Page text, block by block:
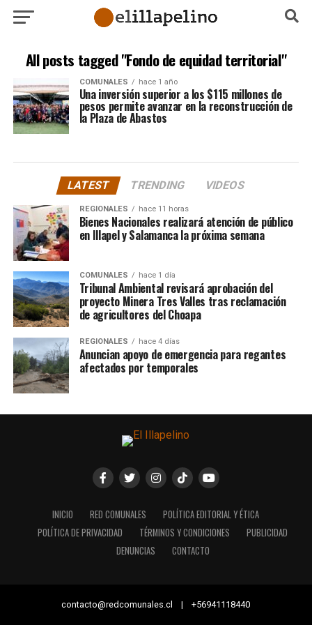
All posts tagged "Fondo de equidad territorial"
COMUNALES hace 1 año
Una inversión superior a los $115 millones de
pesos permite avanzar en la reconstrucción de
la Plaza de Abastos
LATEST TRENDING VIDEOS
REGIONALES hace 11 horas
Bienes Nacionales realizará atención de público
en Illapel y Salamanca la próxima semana
COMUNALES hace 1 día
Tribunal Ambiental revisará aprobación del
proyecto Minera Tres Valles tras reclamación
de agricultores del Choapa
REGIONALES hace 4 días
Anuncian apoyo de emergencia para regantes
afectados por temporales
INICIO RED COMUNALES
POLÍTICA EDITORIAL Y ÉTICA
POLÍTICA DE PRIVACIDAD
TÉRMINOS Y CONDICIONES
PUBLICIDAD
DENUNCIAS
CONTACTO
contacto@redcomunales.cl | +56941118440